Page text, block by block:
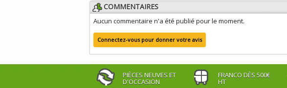
COMMENTAIRES
Aucun commentaire n'a été publié pour le moment.
Connectez-vous pour donner votre avis
PIÈCES NEUVES ET
D'OCCASION
FRANCO DÈS 500€
HT